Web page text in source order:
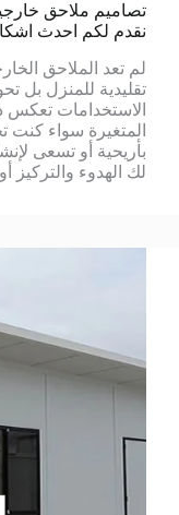
نقدم لكم احدث
لم تعد الملاحق
تقليدية للمنزل بل
الاستخدامات تعكس
المتغيرة سواء
بأريحية أو تسعى
لك الهدوء والتركيز